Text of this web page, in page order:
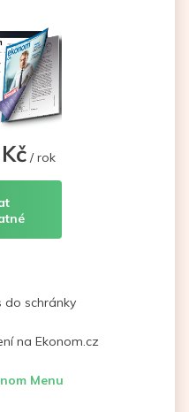
/ rok
do schránky
na Ekonom.cz
Menu